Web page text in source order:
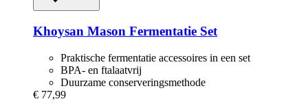
Khoysan Mason Fermentatie Set
Praktische fermentatie accessoires in een set
BPA- en ftalaatvrij
Duurzame conserveringsmethode
€ 77,99